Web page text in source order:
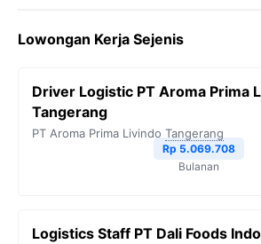
Lowongan Kerja Sejenis
Driver Logistic PT Aroma Prima
Tangerang
PT Aroma Prima Livindo Tangerang
Rp 5.069.708
Bulanan
Logistics Staff PT Dali Foods